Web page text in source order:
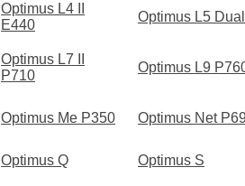
Optimus L4 II
E440
Optimus L5 Dual
Optimus L7 II
P710
Optimus L9
Optimus Me P350 Optimus Net
Optimus Q Optimus S